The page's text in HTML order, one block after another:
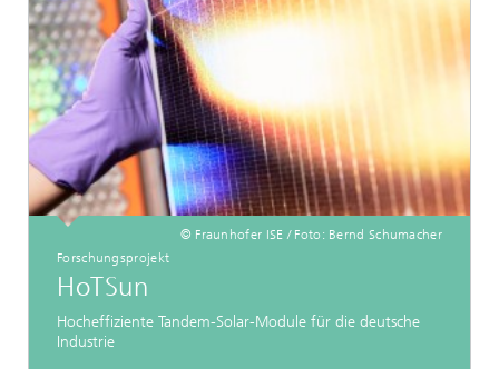
© Fraunhofer ISE / Foto: Bernd Schumacher
Forschungsprojekt
HoTSun
Hocheffiziente Tandem-Solar-Module für die deutsche
Industrie